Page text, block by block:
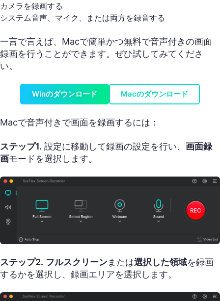
カメラを録画する
システム音声、マイク、または両方を録音する
一言で言えば、Macで簡単かつ無料で音声付きの画面
録画を行うことができます。ぜひ試してみてくださ
い。
Winのダウンロード Macのダウンロード
Macで音声付きで画面を録画するには：
ステップ1. 設定に移動して録画の設定を行い、 画面録
画モードを選択します。
ステップ2. フルスクリーンまたは選択した領域を録画
するかを選択し、録画エリアを選択します。